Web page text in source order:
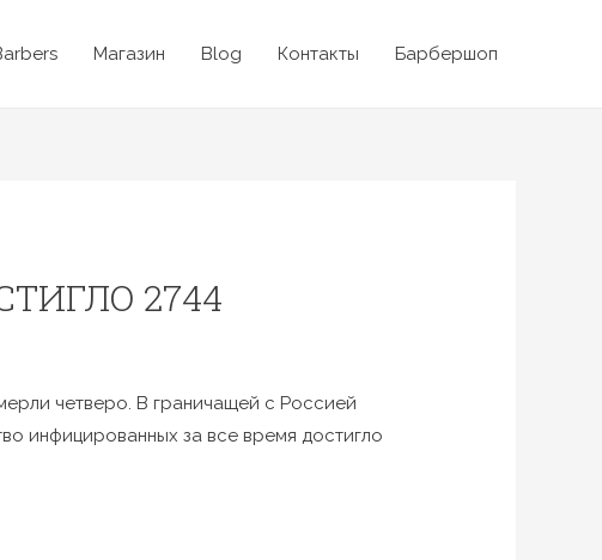
Магазин Blog Контакты Барбершоп
2744
четверо. В граничащей с Россией
инфицированных за все время достигло